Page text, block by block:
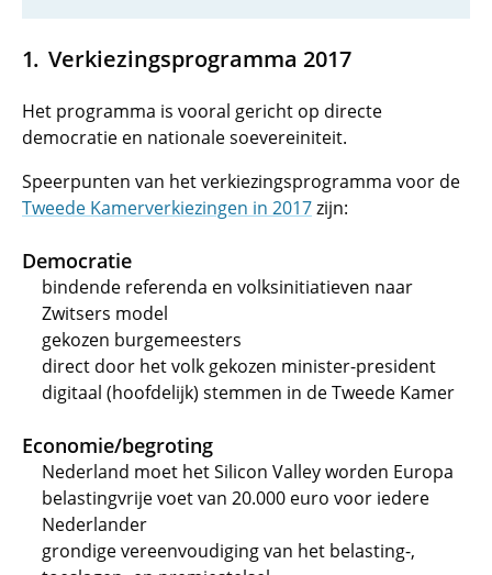
Verkiezingsprogramma 2017
Het programma is vooral gericht op directe
democratie en nationale soevereiniteit.
Speerpunten van het verkiezingsprogramma voor de
Tweede Kamerverkiezingen in 2017zijn:
Democratie
bindende referenda en volksinitiatieven naar
Zwitsers model
gekozen burgemeesters
direct door het volk gekozen minister-president
digitaal (hoofdelijk) stemmen in de Tweede Kamer
Economie/begroting
Nederland moet het Silicon Valley worden Europa
belastingvrije voet van 20.000 euro voor iedere
Nederlander
grondige vereenvoudiging van het belasting-,